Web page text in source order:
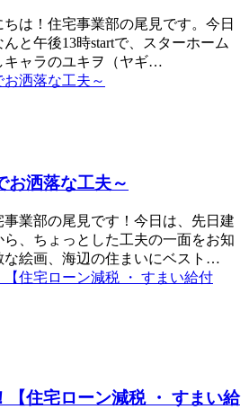
は！住宅事業部の尾見です。今日
と午後13時startで、スターホーム
キャラのユキヲ（ヤギ…
お洒落な工夫～
事業部の尾見です！今日は、先日建
、ちょっとした工夫の一面をお知
な絵画、海辺の住まいにベスト…
【住宅ローン減税 ・ すまい給